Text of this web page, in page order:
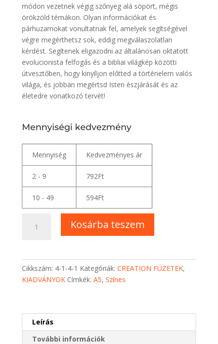
módon vezetnek végig szőnyeg alá söpört, mégis
örökzöld témákon. Olyan információkat és
párhuzamokat vonultatnak fel, amelyek segítségével
végre megérthetsz sok, eddig megválaszolatlan
kérdést. Segítenek eligazodni az általánosan oktatott
evolucionista felfogás és a bibliai világkép közötti
útvesztőben, hogy kinyíljon előtted a történelem valós
világa, és jobban megértsd Isten észjárását és az
életedre vonatkozó tervét!
Mennyiségi kedvezmény
Mennyiség Kedvezményes ár
2 - 9 792Ft
10 - 49 594Ft
Creation
Kosárba teszem
Cikkszám: 4-1-4-1 Kategóriák: CREATION FÜZETEK,
KIADVÁNYOK Címkék: A5, Színes
Leírás
További információk